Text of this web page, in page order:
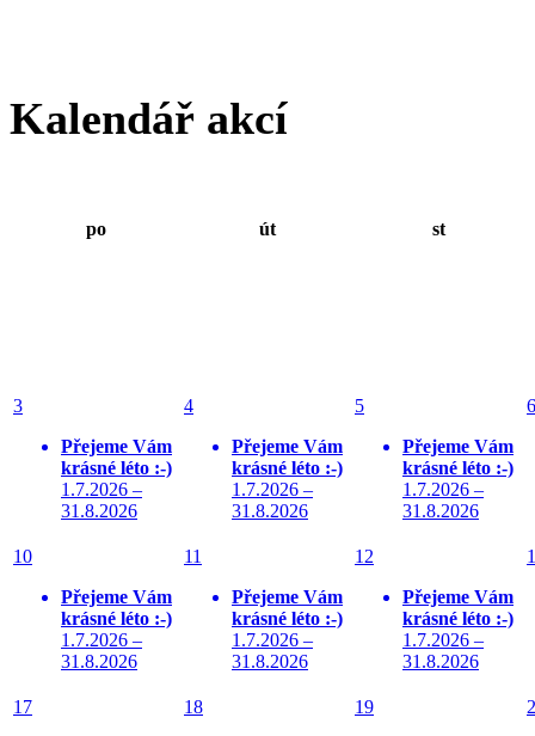
Kalendář akcí
po út st
3
Přejeme Vám
krásné léto :-)
1.7.2026 –
31.8.2026
4
Přejeme Vám
krásné léto :-)
1.7.2026 –
31.8.2026
5
Přejeme Vám
krásné léto :-)
1.7.2026 –
31.8.2026
6
10
Přejeme Vám
krásné léto :-)
1.7.2026 –
31.8.2026
11
Přejeme Vám
krásné léto :-)
1.7.2026 –
31.8.2026
12
Přejeme Vám
krásné léto :-)
1.7.2026 –
31.8.2026
17
18
19